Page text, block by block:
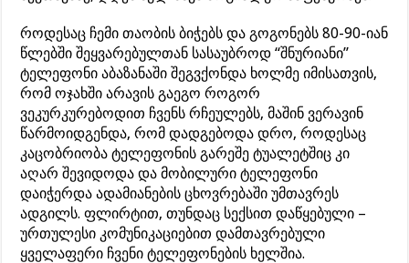
როდესაც ჩემი თაობის ბიჭებს და გოგონებს 80-90-იან
წლებში შეყვარებულთან სასაუბროდ “შნურიანი”
ტელეფონი აბაზანაში შეგვქონდა ხოლმე იმისათვის,
რომ ოჯახში არავის გაეგო როგორ
ვეკურკურებოდით ჩვენს რჩეულებს, მაშინ ვერავინ
წარმოიდგენდა, რომ დადგებოდა დრო, როდესაც
კაცობრიობა ტელეფონის გარეშე ტუალეტშიც კი
აღარ შევიდოდა და მობილური ტელეფონი
დაიჭერდა ადამიანების ცხოვრებაში უმთავრეს
ადგილს. ფლირტით, თუნდაც სექსით დაწყებული –
ურთულესი კომუნიკაციებით დამთავრებული
ყველაფერი ჩვენი ტელეფონების ხელშია.